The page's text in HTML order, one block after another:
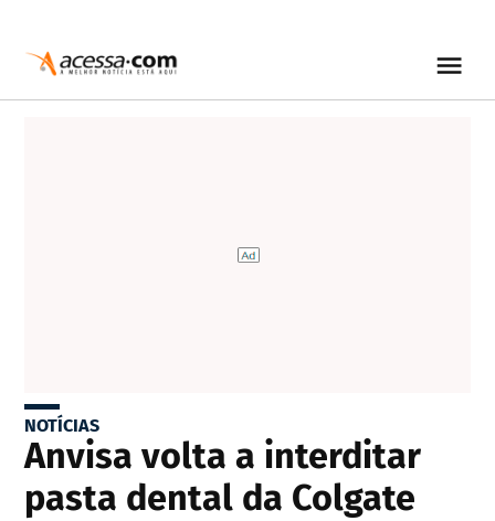
NOTÍCIAS
Anvisa volta a interditar
pasta dental da Colgate